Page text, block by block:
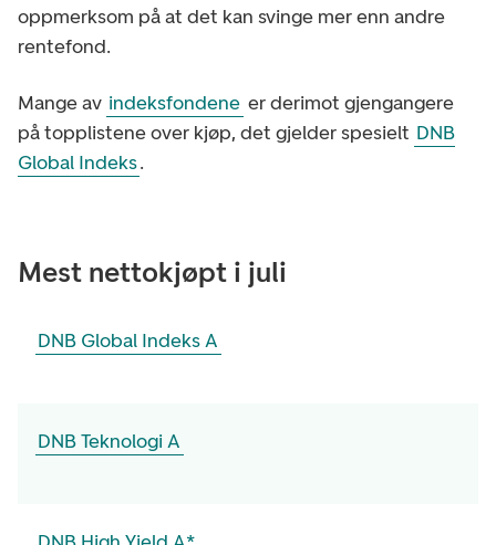
oppmerksom på at det kan svinge mer enn andre
rentefond.
Mange av indeksfondene er derimot gjengangere
på topplistene over kjøp, det gjelder spesielt DNB
Global Indeks.
Mest nettokjøpt i juli
DNB Global Indeks A
DNB Teknologi A